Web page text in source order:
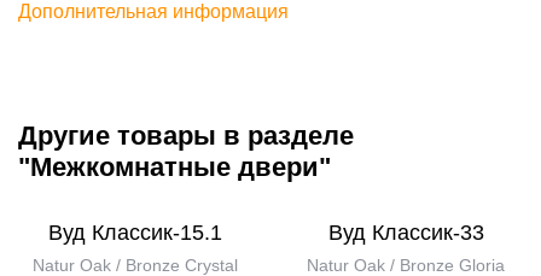
Дополнительная информация
Другие товары в разделе
"Межкомнатные двери"
Вуд Классик-15.1
Natur Oak / Bronze Сrystal
Вуд Классик-33
Natur Oak / Bronze Gloria